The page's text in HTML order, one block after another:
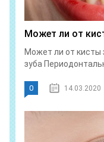
Может ли от
Может ли от кисты
зуба
0 14.03.2020